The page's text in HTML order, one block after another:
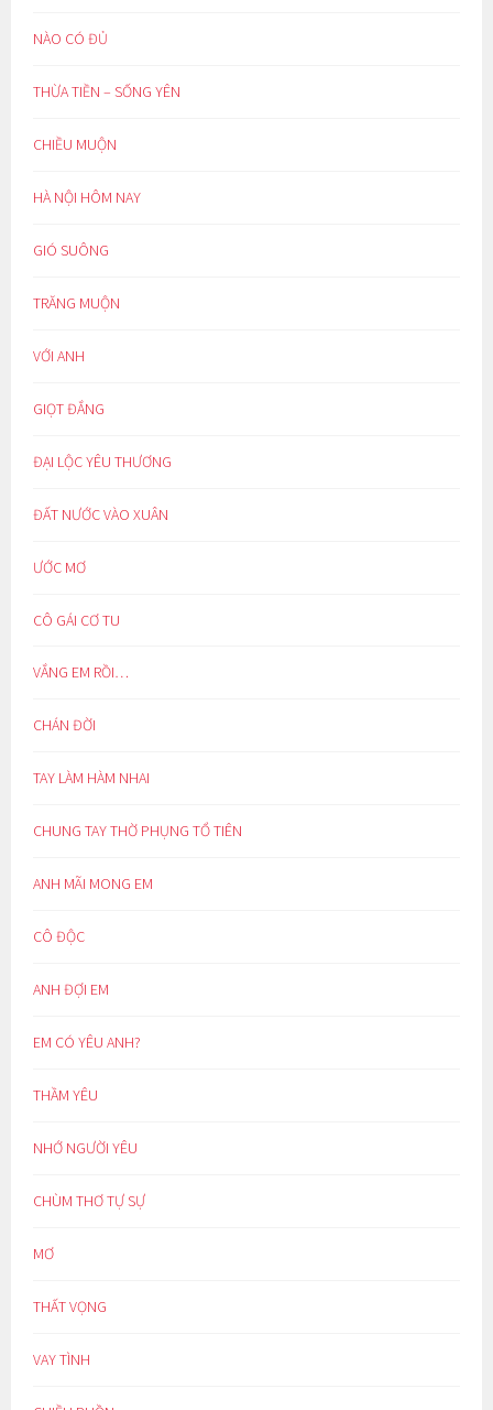
NÀO CÓ ĐỦ
THỪA TIỀN – SỐNG YÊN
CHIỀU MUỘN
HÀ NỘI HÔM NAY
GIÓ SUÔNG
TRĂNG MUỘN
VỚI ANH
GIỌT ĐẮNG
ĐẠI LỘC YÊU THƯƠNG
ĐẤT NƯỚC VÀO XUÂN
ƯỚC MƠ
CÔ GÁI CƠ TU
VẮNG EM RỒI…
CHÁN ĐỜI
TAY LÀM HÀM NHAI
CHUNG TAY THỜ PHỤNG TỔ TIÊN
ANH MÃI MONG EM
CÔ ĐỘC
ANH ĐỢI EM
EM CÓ YÊU ANH?
THẦM YÊU
NHỚ NGƯỜI YÊU
CHÙM THƠ TỰ SỰ
MƠ
THẤT VỌNG
VAY TÌNH